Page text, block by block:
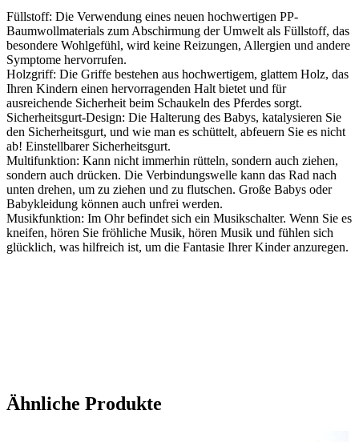
Füllstoff: Die Verwendung eines neuen hochwertigen PP-
Baumwollmaterials zum Abschirmung der Umwelt als Füllstoff, das
besondere Wohlgefühl, wird keine Reizungen, Allergien und andere
Symptome hervorrufen.
Holzgriff: Die Griffe bestehen aus hochwertigem, glattem Holz, das
Ihren Kindern einen hervorragenden Halt bietet und für
ausreichende Sicherheit beim Schaukeln des Pferdes sorgt.
Sicherheitsgurt-Design: Die Halterung des Babys, katalysieren Sie
den Sicherheitsgurt, und wie man es schüttelt, abfeuern Sie es nicht
ab! Einstellbarer Sicherheitsgurt.
Multifunktion: Kann nicht immerhin rütteln, sondern auch ziehen,
sondern auch drücken. Die Verbindungswelle kann das Rad nach
unten drehen, um zu ziehen und zu flutschen. Große Babys oder
Babykleidung können auch unfrei werden.
Musikfunktion: Im Ohr befindet sich ein Musikschalter. Wenn Sie es
kneifen, hören Sie fröhliche Musik, hören Musik und fühlen sich
glücklich, was hilfreich ist, um die Fantasie Ihrer Kinder anzuregen.
Ähnliche Produkte